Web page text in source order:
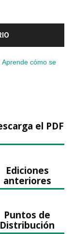
Aprende cómo se
el PDF
Ediciones
anteriores
Puntos de
Distribución